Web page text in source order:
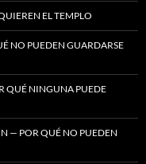
EL TEMPLO
NO PUEDEN GUARDARSE
QUÉ NINGUNA PUEDE
— POR QUÉ NO PUEDEN